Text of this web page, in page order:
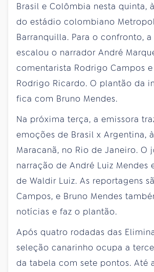
Brasil e Colômbia nesta quinta,
do estádio colombiano
Barranquilla. Para o confronto,
escalou o narrador André
comentarista Rodrigo Campos
Rodrigo Ricardo. O plantão da
fica com Bruno Mendes.
Na próxima terça, a emissora
emoções de Brasil x Argentina,
Maracanã, no Rio de Janeiro. O
narração de André Luiz Mendes
de Waldir Luiz. As reportagens
Campos, e Bruno Mendes
notícias e faz o plantão.
Após quatro rodadas das
seleção canarinho ocupa a
da tabela com sete pontos. Até